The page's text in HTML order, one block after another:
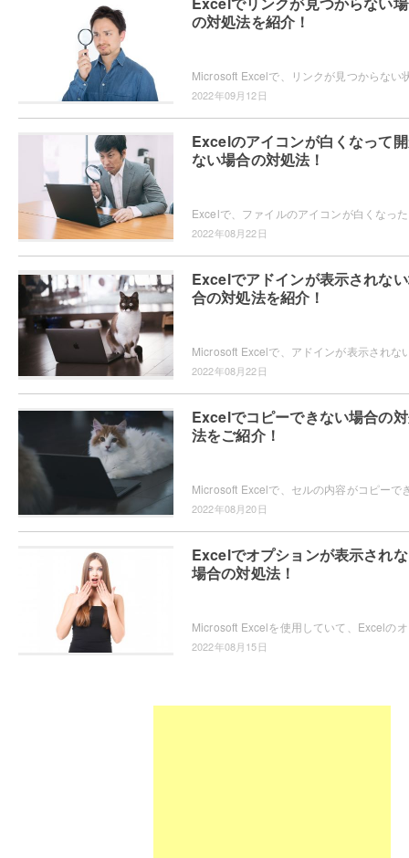
の対処法を紹介！
2022年09月12日
Excelのアイコンが白くなって
ない場合の対処法！
2022年08月22日
Excelでアドインが表示されな
合の対処法を紹介！
2022年08月22日
Excelでコピーできない場合の
法をご紹介！
2022年08月20日
Excelでオプションが表示され
場合の対処法！
2022年08月15日